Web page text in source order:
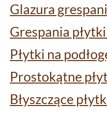
Glazura
Grespania
Płytki na
Prostokątne
Błyszczące